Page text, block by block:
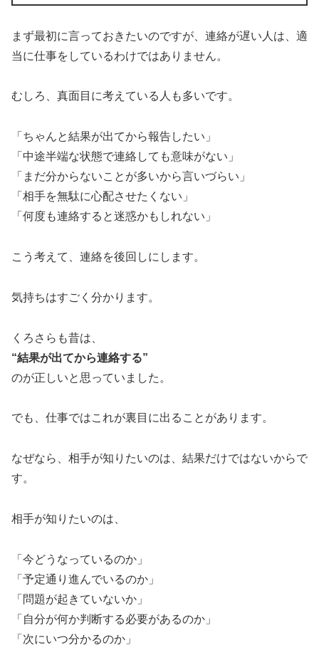
まず最初に言っておきたいのですが、連絡が遅い人は、適
当に仕事をしているわけではありません。
むしろ、真面目に考えている人も多いです。
「ちゃんと結果が出てから報告したい」
「中途半端な状態で連絡しても意味がない」
「まだ分からないことが多いから言いづらい」
「相手を無駄に心配させたくない」
「何度も連絡すると迷惑かもしれない」
こう考えて、連絡を後回しにします。
気持ちはすごく分かります。
くろさらも昔は、
“結果が出てから連絡する”
のが正しいと思っていました。
でも、仕事ではこれが裏目に出ることがあります。
なぜなら、相手が知りたいのは、結果だけではないからで
す。
相手が知りたいのは、
「今どうなっているのか」
「予定通り進んでいるのか」
「問題が起きていないか」
「自分が何か判断する必要があるのか」
「次にいつ分かるのか」